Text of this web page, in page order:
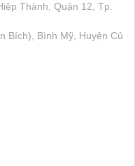
Thành, Quận 12, Tp.
Bích), Bình Mỹ, Huyện Củ